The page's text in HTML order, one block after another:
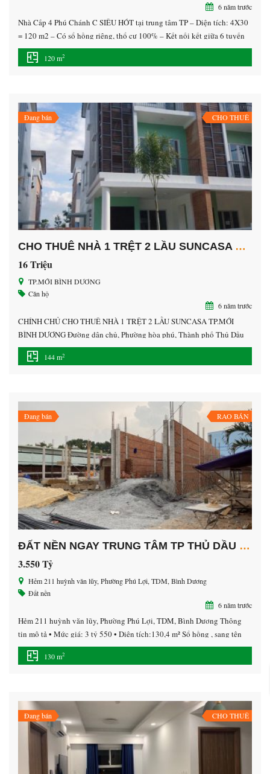
6 năm trước
Nhà Cấp 4 Phú Chánh C SIÊU HÓT tại trung tâm TP – Diện tích: 4X30
= 120 m2 – Có sổ hồng riêng, thổ cư 100% – Kết nối kết giữa 6 tuyến
đường Tạo Lực… Cũng như các trường trung học Nguyễn Khuyến,
trường trung học Ngô Thời Nhiệm, Đại Học Quốc Tế […]
120 m2
Đang bán CHO THUÊ
CHO THUÊ NHÀ 1 TRỆT 2 LẦU SUNCASA TP.MỚI BÌNH DƯƠNG
16 Triệu
TP.MỚI BÌNH DƯƠNG
Căn hộ
6 năm trước
CHÍNH CHỦ CHO THUÊ NHÀ 1 TRỆT 2 LẦU SUNCASA TP.MỚI
BÌNH DƯƠNG Đường dân chủ, Phường hòa phú, Thành phố Thủ Dầu
Một, Bình Dương • 16 triệu/tháng • Diện tích: 144 m² • Vị trí : trung
tâm thành phố mới bình dương. Nhà gần KCN VSIP 2 , Sóng Thần 3,
144 m2
Đang bán RAO BÁN
ĐẤT NỀN NGAY TRUNG TÂM TP THỦ DẦU MỘT
3.550 Tỷ
Hẻm 211 huỳnh văn lũy, Phường Phú Lợi, TDM, Bình Dương
Đất nền
6 năm trước
Hẻm 211 huỳnh văn lũy, Phường Phú Lợi, TDM, Bình Dương Thông
tin mô tả • Mức giá: 3 tỷ 550 • Diện tích:130,4 m² Sổ hồng , sang tên
công chứng cho khách hàng ngay sau khi mua. – Xây dựng tự do – Bán
kính 500m, đầy đủ tiện ích: Chợ, siêu thị […]
130 m2
Đang bán CHO THUÊ